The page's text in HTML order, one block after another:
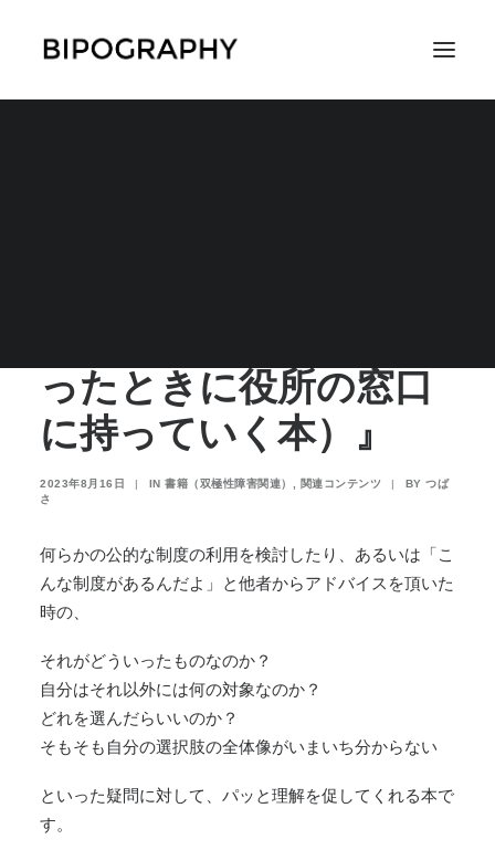
ったときに役所の窓口
に持っていく本）』
2023年8月16日 | IN 書籍（双極性障害関連） 関連コンテンツ | BY つば
さ
何らかの公的な制度の利用を検討したり、あるいは「こ
んな制度があるんだよ」と他者からアドバイスを頂いた
時の
それがどういったものなのか？
自分はそれ以外には何の対象なのか？
どれを選んだらいいのか？
そもそも自分の選択肢の全体像がいまいち分からない
といった疑問に対して、パッと理解を促してくれる本で
す。